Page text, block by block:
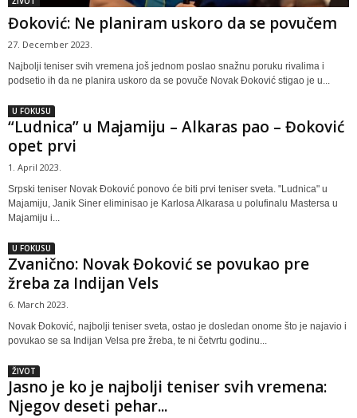
Đoković: Ne planiram uskoro da se povučem
27. December 2023.
Najbolji teniser svih vremena još jednom poslao snažnu poruku rivalima i
podsetio ih da ne planira uskoro da se povuče Novak Đoković stigao je u...
U FOKUSU
“Ludnica” u Majamiju – Alkaras pao – Đoković
opet prvi
1. April 2023.
Srpski teniser Novak Đoković ponovo će biti prvi teniser sveta. "Ludnica" u
Majamiju, Janik Siner eliminisao je Karlosa Alkarasa u polufinalu Mastersa u
Majamiju i...
U FOKUSU
Zvanično: Novak Đoković se povukao pre
žreba za Indijan Vels
6. March 2023.
Novak Đoković, najbolji teniser sveta, ostao je dosledan onome što je najavio i
povukao se sa Indijan Velsa pre žreba, te ni četvrtu godinu...
ŽIVOT
Jasno je ko je najbolji teniser svih vremena:
Njegov deseti pehar...